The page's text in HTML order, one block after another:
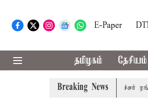
E-Paper
தமிழகம் தேசியம்
Breaking News
செய்கிறார் முதல்-அமைச்சர்